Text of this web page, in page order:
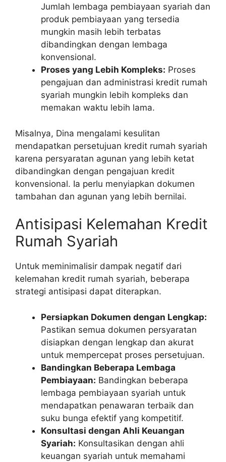
Jumlah lembaga pembiayaan syariah dan
produk pembiayaan yang tersedia
mungkin masih lebih terbatas
dibandingkan dengan lembaga
konvensional.
Proses yang Lebih Kompleks: Proses
pengajuan dan administrasi kredit rumah
syariah mungkin lebih kompleks dan
memakan waktu lebih lama.
Misalnya, Dina mengalami kesulitan
mendapatkan persetujuan kredit rumah syariah
karena persyaratan agunan yang lebih ketat
dibandingkan dengan pengajuan kredit
konvensional. Ia perlu menyiapkan dokumen
tambahan dan agunan yang lebih bernilai.
Antisipasi Kelemahan Kredit
Rumah Syariah
Untuk meminimalisir dampak negatif dari
kelemahan kredit rumah syariah, beberapa
strategi antisipasi dapat diterapkan.
Persiapkan Dokumen dengan Lengkap:
Pastikan semua dokumen persyaratan
disiapkan dengan lengkap dan akurat
untuk mempercepat proses persetujuan.
Bandingkan Beberapa Lembaga
Pembiayaan: Bandingkan beberapa
lembaga pembiayaan syariah untuk
mendapatkan penawaran terbaik dan
suku bunga efektif yang kompetitif.
Konsultasi dengan Ahli Keuangan
Syariah: Konsultasikan dengan ahli
keuangan syariah untuk memahami